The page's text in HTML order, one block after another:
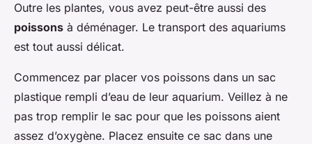
Outre les plantes, vous avez peut-être aussi des
poissons à déménager. Le transport des aquariums
est tout aussi délicat.
Commencez par placer vos poissons dans un sac
plastique rempli d’eau de leur aquarium. Veillez à ne
pas trop remplir le sac pour que les poissons aient
assez d’oxygène. Placez ensuite ce sac dans une